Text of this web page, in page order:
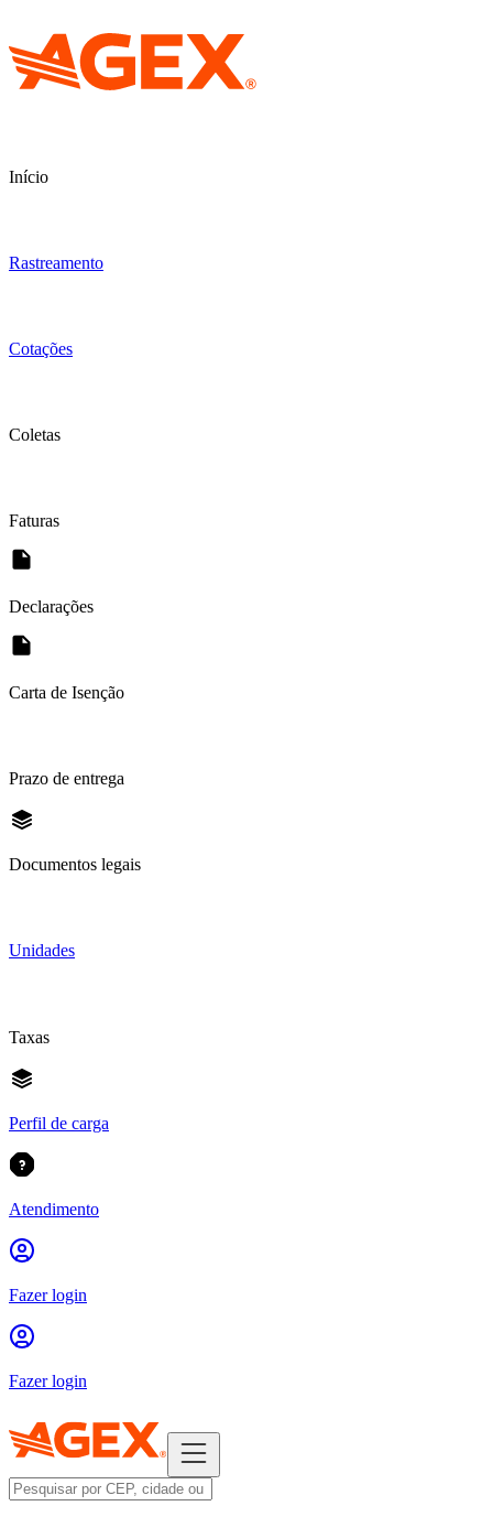
Início
Rastreamento
Cotações
Coletas
Faturas
Declarações
Carta de Isenção
Prazo de entrega
Documentos legais
Unidades
Taxas
Perfil de carga
Atendimento
Fazer login
Fazer login